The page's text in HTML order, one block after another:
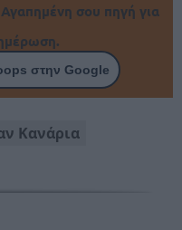
σου πηγή για
στην Google
Κανάρια